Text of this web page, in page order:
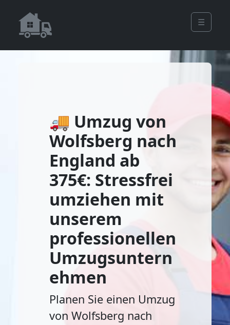
☰
🚚 Umzug von
Wolfsberg nach
England ab
375€: Stressfrei
umziehen mit
unserem
professionellen
Umzugsuntern
ehmen
Planen Sie einen Umzug
von Wolfsberg nach